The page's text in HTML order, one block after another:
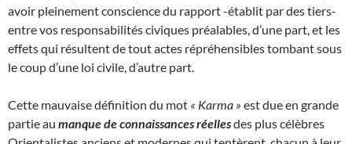
avoir pleinement conscience du rapport -établit par des tiers-
entre vos responsabilités civiques préalables, d’une part, et les
effets qui résultent de tout actes répréhensibles tombant sous
le coup d’une loi civile, d’autre part.
Cette mauvaise définition du mot « Karma » est due en grande
partie au manque de connaissances réellesdes plus célèbres